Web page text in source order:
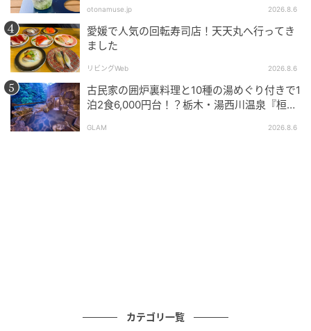
で朝のすがすがしい空気を感じながら、もちふわ食感
のシンプルで上品なパンケーキがいただけます！
しっとりとした軽い口当たりの生地からは、小麦のほ
んのりした甘さとコクのある自家製バターが絶妙にあ
わさって美味しさがあふれ出します。噛めば噛むほど
に味わい深さが感じられるパンケーキです。
otonamuse.jp 2026.8.6
愛媛で人気の回転寿司店！天天丸へ行ってき
ました
リビングWeb 2026.8.6
古民家の囲炉裏料理と10種の湯めぐり付きで1
泊2食6,000円台！？栃木・湯西川温泉『桓武
GLAM 2026.8.6
カテゴリ一覧